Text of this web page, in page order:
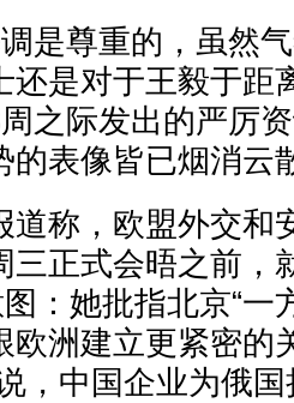
是尊重的，虽然
还是对于王毅于距
之际发出的严厉
的表像皆已烟消云
道称，欧盟外交和
三正式会晤之前，
图：她批指北京“
欧洲建立更紧密的
，中国企业为俄